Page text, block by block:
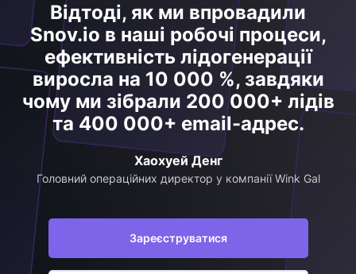
Відтоді, як ми впровадили
Snov.io в наші робочі процеси,
ефективність лідогенерації
виросла на 10 000 %, завдяки
чому ми зібрали 200 000+ лідів
та 400 000+ email-адрес.
Хаохуей Денг
Головний операційних директор у компанії Wink Gal
Зареєструватися